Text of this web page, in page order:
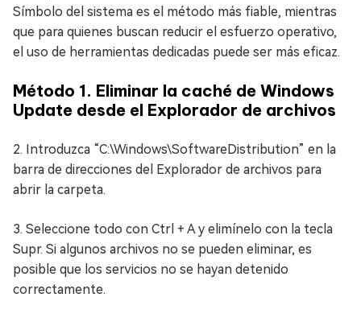
Símbolo del sistema es el método más fiable, mientras
que para quienes buscan reducir el esfuerzo operativo,
el uso de herramientas dedicadas puede ser más eficaz.
Método 1. Eliminar la caché de Windows
Update desde el Explorador de archivos
2. Introduzca “C:\Windows\SoftwareDistribution” en la
barra de direcciones del Explorador de archivos para
abrir la carpeta.
3. Seleccione todo con Ctrl + A y elimínelo con la tecla
Supr. Si algunos archivos no se pueden eliminar, es
posible que los servicios no se hayan detenido
correctamente.